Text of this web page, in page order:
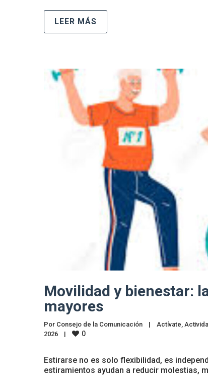
LEER MÁS
Movilidad y bienestar:
mayores
Por Consejo de la Comunicación | Actívate
2026 | 0
Estirarse no es solo flexibilidad, es
estiramientos ayudan a reducir molestias,